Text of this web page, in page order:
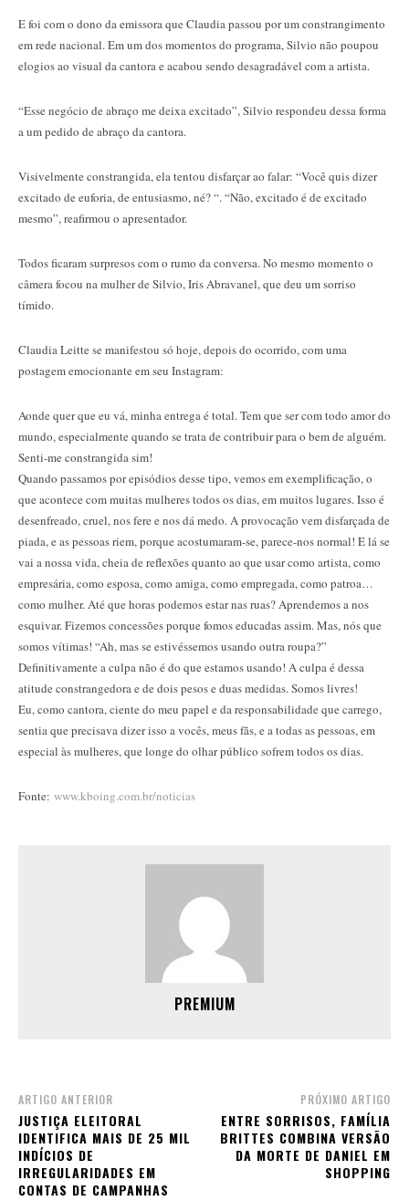
E foi com o dono da emissora que Claudia passou por um constrangimento
em rede nacional. Em um dos momentos do programa, Silvio não poupou
elogios ao visual da cantora e acabou sendo desagradável com a artista.
“Esse negócio de abraço me deixa excitado”, Silvio respondeu dessa forma
a um pedido de abraço da cantora.
Visivelmente constrangida, ela tentou disfarçar ao falar: “Você quis dizer
excitado de euforia, de entusiasmo, né? “. “Não, excitado é de excitado
mesmo”, reafirmou o apresentador.
Todos ficaram surpresos com o rumo da conversa. No mesmo momento o
câmera focou na mulher de Silvio, Iris Abravanel, que deu um sorriso
tímido.
Claudia Leitte se manifestou só hoje, depois do ocorrido, com uma
postagem emocionante em seu Instagram:
Aonde quer que eu vá, minha entrega é total. Tem que ser com todo amor do
mundo, especialmente quando se trata de contribuir para o bem de alguém.
Senti-me constrangida sim!
Quando passamos por episódios desse tipo, vemos em exemplificação, o
que acontece com muitas mulheres todos os dias, em muitos lugares. Isso é
desenfreado, cruel, nos fere e nos dá medo. A provocação vem disfarçada de
piada, e as pessoas riem, porque acostumaram-se, parece-nos normal! E lá se
vai a nossa vida, cheia de reflexões quanto ao que usar como artista, como
empresária, como esposa, como amiga, como empregada, como patroa…
como mulher. Até que horas podemos estar nas ruas? Aprendemos a nos
esquivar. Fizemos concessões porque fomos educadas assim. Mas, nós que
somos vítimas! “Ah, mas se estivéssemos usando outra roupa?”
Definitivamente a culpa não é do que estamos usando! A culpa é dessa
atitude constrangedora e de dois pesos e duas medidas. Somos livres!
Eu, como cantora, ciente do meu papel e da responsabilidade que carrego,
sentia que precisava dizer isso a vocês, meus fãs, e a todas as pessoas, em
especial às mulheres, que longe do olhar público sofrem todos os dias.
Fonte: www.kboing.com.br/noticias
PREMIUM
ARTIGO ANTERIOR
JUSTIÇA ELEITORAL
IDENTIFICA MAIS DE 25 MIL
INDÍCIOS DE
IRREGULARIDADES EM
CONTAS DE CAMPANHAS
PRÓXIMO ARTIGO
ENTRE SORRISOS, FAMÍLIA
BRITTES COMBINA VERSÃO
DA MORTE DE DANIEL EM
SHOPPING